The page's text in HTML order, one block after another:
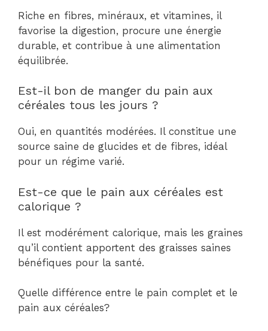
Riche en fibres, minéraux, et vitamines, il
favorise la digestion, procure une énergie
durable, et contribue à une alimentation
équilibrée.
Est-il bon de manger du pain aux
céréales tous les jours ?
Oui, en quantités modérées. Il constitue une
source saine de glucides et de fibres, idéal
pour un régime varié.
Est-ce que le pain aux céréales est
calorique ?
Il est modérément calorique, mais les graines
qu’il contient apportent des graisses saines
bénéfiques pour la santé.
Quelle différence entre le pain complet et le
pain aux céréales?